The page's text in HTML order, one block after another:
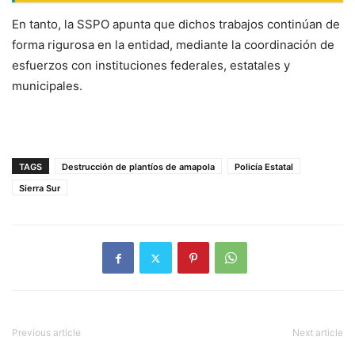
En tanto, la SSPO apunta que dichos trabajos continúan de
forma rigurosa en la entidad, mediante la coordinación de
esfuerzos con instituciones federales, estatales y
municipales.
TAGS Destrucción de plantíos de amapola
Policía Estatal
Sierra Sur
Previous article Next article